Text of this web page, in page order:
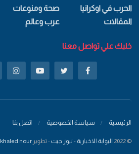
الحرب في اوكرانيا
المقالات
صحة ومنوعات
عرب وعالم
خليك علي تواصل معنا
الرئيسية سياسة الخصوصية اتصل بنا
© 2022 البوابة الاخبارية - نيوز جيت - تطوير khaled nour